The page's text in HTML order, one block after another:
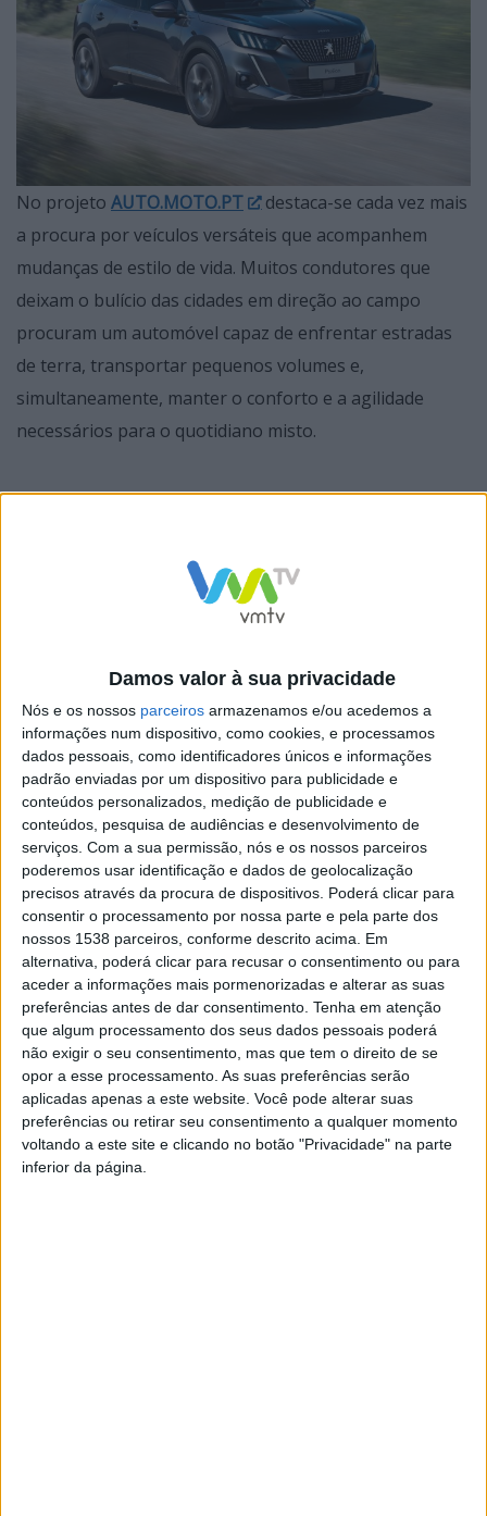
Damos valor à sua privacidade
Nós e os nossos parceiros armazenamos e/ou acedemos a
informações num dispositivo, como cookies, e processamos
dados pessoais, como identificadores únicos e informações
padrão enviadas por um dispositivo para publicidade e
conteúdos personalizados, medição de publicidade e
conteúdos, pesquisa de audiências e desenvolvimento de
serviços. Com a sua permissão, nós e os nossos parceiros
poderemos usar identificação e dados de geolocalização
precisos através da procura de dispositivos. Poderá clicar para
consentir o processamento por nossa parte e pela parte dos
nossos 1538 parceiros, conforme descrito acima. Em
alternativa, poderá clicar para recusar o consentimento ou para
aceder a informações mais pormenorizadas e alterar as suas
preferências antes de dar consentimento. Tenha em atenção
que algum processamento dos seus dados pessoais poderá
não exigir o seu consentimento, mas que tem o direito de se
opor a esse processamento. As suas preferências serão
aplicadas apenas a este website. Você pode alterar suas
preferências ou retirar seu consentimento a qualquer momento
voltando a este site e clicando no botão "Privacidade" na parte
inferior da página.
No projeto AUTO.MOTO.PT
destaca-se cada vez mais
a procura por veículos versáteis que acompanhem
mudanças de estilo de vida. Muitos condutores que
deixam o bulício das cidades em direção ao campo
procuram um automóvel capaz de enfrentar estradas
de terra, transportar pequenos volumes e,
simultaneamente, manter o conforto e a agilidade
necessários para o quotidiano misto.
combina um visual moderno e dinâmico com
características práticas que o tornam adequado tanto
preparados.
Design e presença que se
destacam
Com linhas fluidas, frente assertiva com assinatura
luminosa LED em “garra” e uma silhueta elevada, o
Peugeot 2008 transmite robustez sem perder
elegância. Não parece um veículo de trabalho puro,
mas também não se intimida quando o asfalto termina.
As jantes de liga leve e os detalhes cromados ou pretos
contribuem para uma imagem atual e atraente,
perfeita para quem quer manter o estilo mesmo numa
rotina mais próxima da natureza.